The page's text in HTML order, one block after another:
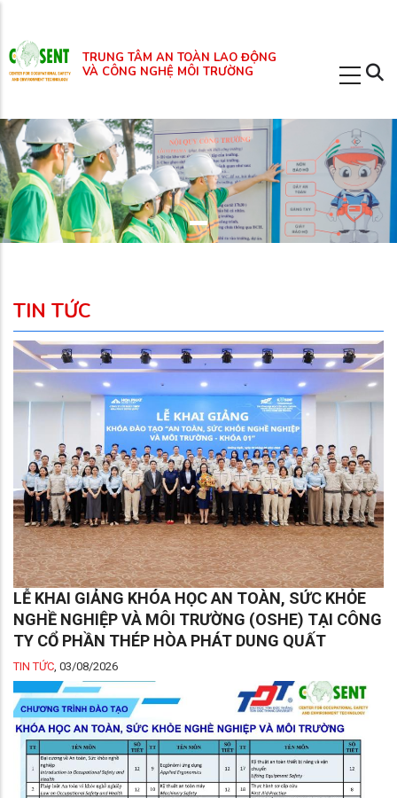
nội
dung
TRUNG TÂM AN TOÀN LAO ĐỘNG
VÀ CÔNG NGHỆ MÔI TRƯỜNG
TIN TỨC
LỄ KHAI GIẢNG KHÓA HỌC AN TOÀN, SỨC KHỎE
NGHỀ NGHIỆP VÀ MÔI TRƯỜNG (OSHE) TẠI CÔNG
TY CỔ PHẦN THÉP HÒA PHÁT DUNG QUẤT
TIN TỨC 03/08/2026